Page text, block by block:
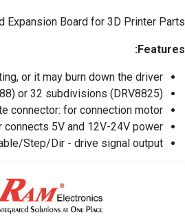
Board for 3D Printer Parts
Features:
or it may burn down the driver.
or 32 subdivisions (DRV8825).
connector: for connection motor.
5V and 12V-24V power.
Step/Dir - drive signal output